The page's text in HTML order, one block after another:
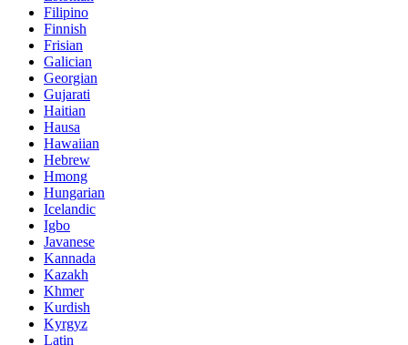
Filipino
Finnish
Frisian
Galician
Georgian
Gujarati
Haitian
Hausa
Hawaiian
Hebrew
Hmong
Hungarian
Icelandic
Igbo
Javanese
Kannada
Kazakh
Khmer
Kurdish
Kyrgyz
Latin